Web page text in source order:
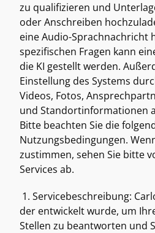
zu qualifizieren und
oder Anschreiben
eine Audio-Sprachnachricht
spezifischen Fragen kann
die KI gestellt werden.
Einstellung des Systems
Videos, Fotos,
und Standortinformationen
Bitte beachten Sie die
Nutzungsbedingungen.
zustimmen, sehen Sie bitte
Services ab.
1. Servicebeschreibung:
der entwickelt wurde, um
Stellen zu beantworten und